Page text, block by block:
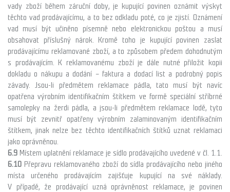
vady zboží během záruční doby, je kupující povinen oznámit výskyt
těchto vad prodávajícímu, a to bez odkladu poté, co je zjistí. Oznámení
vad musí být učiněno písemně nebo elektronickou poštou a musí
obsahovat příslušný nárok. Kromě toho je kupující povinen zaslat
prodávajícímu reklamované zboží, a to způsobem předem dohodnutým
s prodávajícím. K reklamovanému zboží je dále nutné přiložit kopii
dokladu o nákupu a dodání – faktura a dodací list a podrobný popis
závady. Jsou-li předmětem reklamace pádla, tato musí být navíc
opatřena výrobním identifikačním štítkem ve formě speciální stříbrné
samolepky na žerdi pádla, a jsou-li předmětem reklamace lodě, tyto
musí být zevnitř opatřeny výrobním zalaminovaným identifikačním
štítkem, jinak nelze bez těchto identifikačních štítků uznat reklamaci
jako oprávněnou.
6.9 Místem uplatnění reklamace je sídlo prodávajícího uvedené v čl. 1.1.
6.10 Přepravu reklamovaného zboží do sídla prodávajícího nebo jiného
místa určeného prodávajícím zajišťuje kupující na své náklady.
V případě, že prodávající uzná oprávněnost reklamace, je povinen